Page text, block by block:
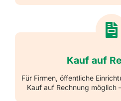
Kauf auf
Für Firmen, öffentliche
Kauf auf Rechnung möglich